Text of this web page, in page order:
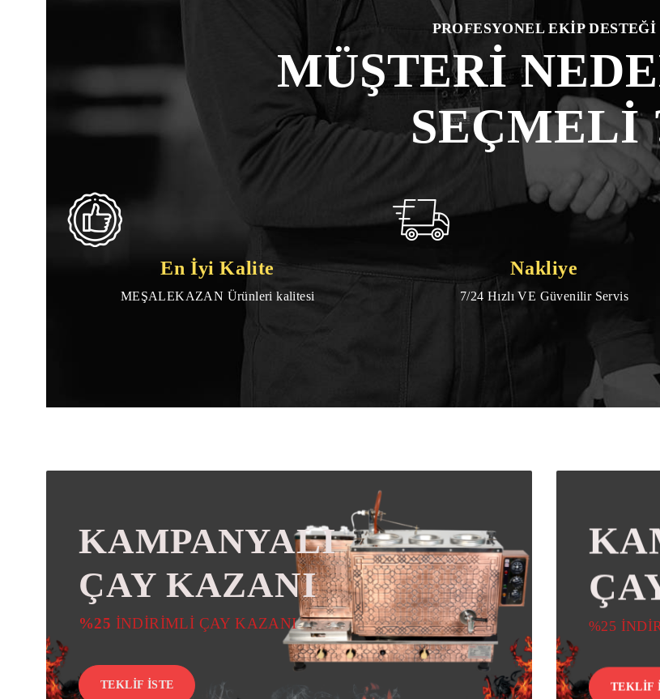
PROFESYONEL EKİP DESTEĞİ
MÜŞTERİ
SEÇMELİ
En İyi Kalite
MEŞALEKAZAN Ürünleri kalitesi
Nakliye
7/24 Hızlı VE Güvenilir Servis
KAMPANYALI
ÇAY KAZANI
%25 İNDİRİMLİ ÇAY KAZANI
TEKLİF İSTE
%25
TEKLIF